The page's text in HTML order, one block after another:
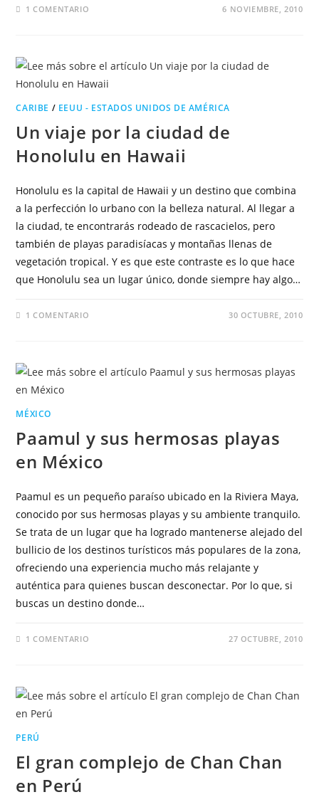
1 COMENTARIO 6 NOVIEMBRE, 2010
CARIBE / EEUU - ESTADOS UNIDOS DE AMÉRICA
Un viaje por la ciudad de
Honolulu en Hawaii
Honolulu es la capital de Hawaii y un destino que combina
a la perfección lo urbano con la belleza natural. Al llegar a
la ciudad, te encontrarás rodeado de rascacielos, pero
también de playas paradisíacas y montañas llenas de
vegetación tropical. Y es que este contraste es lo que hace
que Honolulu sea un lugar único, donde siempre hay algo…
1 COMENTARIO 30 OCTUBRE, 2010
MÉXICO
Paamul y sus hermosas playas
en México
Paamul es un pequeño paraíso ubicado en la Riviera Maya,
conocido por sus hermosas playas y su ambiente tranquilo.
Se trata de un lugar que ha logrado mantenerse alejado del
bullicio de los destinos turísticos más populares de la zona,
ofreciendo una experiencia mucho más relajante y
auténtica para quienes buscan desconectar. Por lo que, si
buscas un destino donde…
1 COMENTARIO 27 OCTUBRE, 2010
PERÚ
El gran complejo de Chan Chan
en Perú